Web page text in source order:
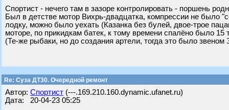
Спортист - нечего там в зазоре контролировать - поршень
Был в детстве мотор Вихрь-двадцатка, компрессии не было
лодку, можно было уехать (Казанка без булей, двое-трое
моторе, по прикидкам батек, к тому времени спалёно было 15
(Те-же рыбаки, но до создания артели, тогда это было звеном
Re: Суза ДТ30. Очередной ремонт
Автор: Спортист (---.169.210.160.dynamic.ufanet.ru)
Дата: 20-04-23 05:25